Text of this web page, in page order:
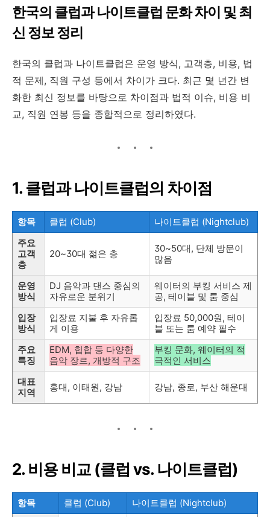
한국의 클럽과 나이트클럽 문화 차이 및 최
신 정보 정리
한국의 클럽과 나이트클럽은 운영 방식, 고객층, 비용, 법
적 문제, 직원 구성 등에서 차이가 크다. 최근 몇 년간 변
화한 최신 정보를 바탕으로 차이점과 법적 이슈, 비용 비
교, 직원 연봉 등을 종합적으로 정리하였다.
1. 클럽과 나이트클럽의 차이점
항목 클럽 (Club)
나이트클럽 (Nightclub)
주요
고객
층
20~30대 젊은 층
30~50대, 단체 방문이
많음
운영
방식
DJ 음악과 댄스 중심의
자유로운 분위기
웨이터의 부킹 서비스 제
공, 테이블 및 룸 중심
입장
방식
입장료 지불 후 자유롭
게 이용
입장료 50,000원, 테이
블 또는 룸 예약 필수
주요
특징
EDM, 힙합 등 다양한
음악 장르, 개방적 구조
부킹 문화, 웨이터의 적
극적인 서비스
대표
지역
홍대, 이태원, 강남 강남, 종로, 부산 해운대
2. 비용 비교 (클럽 vs. 나이트클럽)
항목 클럽 (Club) 나이트클럽 (Nightclub)